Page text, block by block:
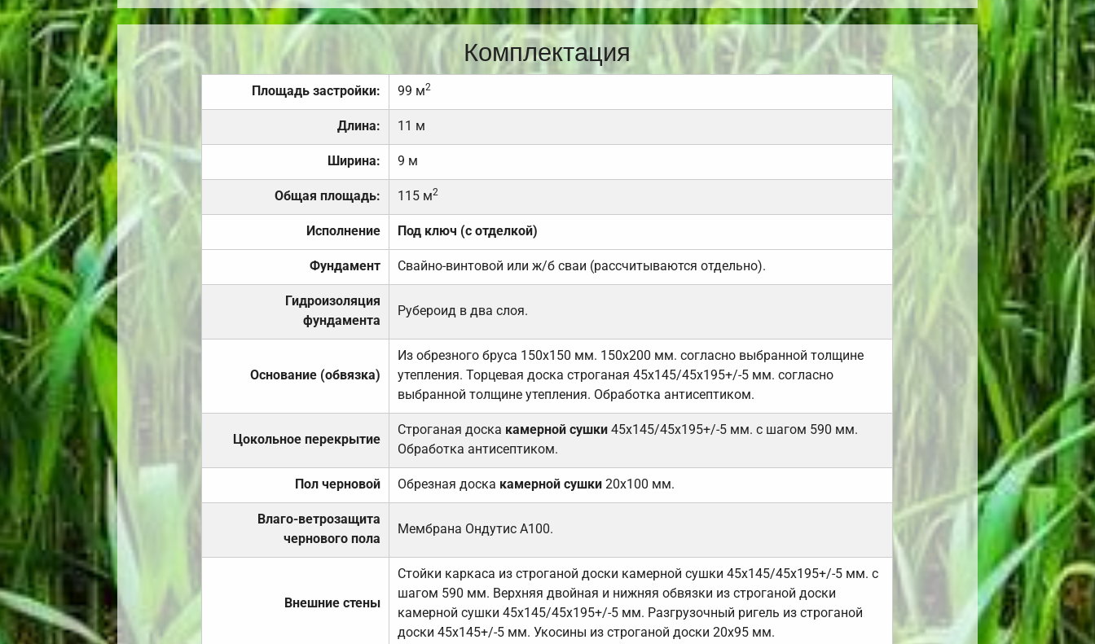
Комплектация
Площадь застройки: 99 м2
Длина: 11 м
Ширина: 9 м
Общая площадь: 115 м2
Исполнение Под ключ (с отделкой)
Фундамент Свайно-винтовой или ж/б сваи (рассчитываются отдельно).
Гидроизоляция
фундамента
Рубероид в два слоя.
Основание (обвязка)
Из обрезного бруса 150х150 мм. 150х200 мм. согласно выбранной толщине
утепления. Торцевая доска строганая 45х145/45х195+/-5 мм. согласно
выбранной толщине утепления. Обработка антисептиком.
Цокольное перекрытие
Строганая доска камерной сушки 45х145/45х195+/-5 мм. с шагом 590 мм.
Обработка антисептиком.
Пол черновой Обрезная доска камерной сушки20х100 мм.
Влаго-ветрозащита
чернового пола
Мембрана Ондутис А100.
Внешние стены
Стойки каркаса из строганой доски камерной сушки 45х145/45х195+/-5 мм. с
шагом 590 мм. Верхняя двойная и нижняя обвязки из строганой доски
камерной сушки 45х145/45х195+/-5 мм. Разгрузочный ригель из строганой
доски 45х145+/-5 мм. Укосины из строганой доски 20х95 мм.